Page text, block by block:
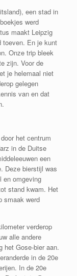
een stad in
werd
maakt Leipzig
toeven. En je kunt
Onze trip bleek
zijn. Voor de
je helemaal niet
gelegen
van en dat
het centrum
in de Duitse
een
Deze bierstijl was
en omgeving
stand kwam. Het
smaak werd
verderop
alle andere
het Gose-bier aan.
in de 20e
In de 20e